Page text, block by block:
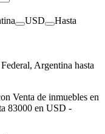
USD
Hasta
Argentina hasta
Venta de inmuebles en
83000 en USD -